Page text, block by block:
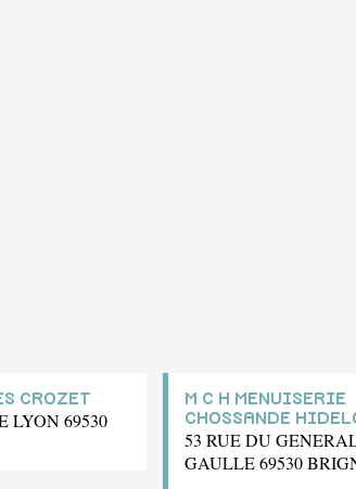
CROZET
LYON 69530
M C H MENUISERIE
CHOSSANDE
53 RUE DU
GAULLE 69530